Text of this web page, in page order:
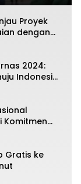
Proyek
dengan
2024:
Indonesia
Komitmen
Gratis ke